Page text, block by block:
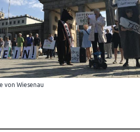
von Wiesenau